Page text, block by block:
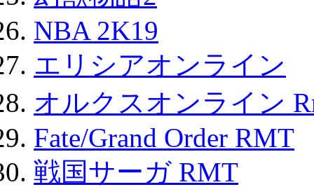
NBA 2K19
エリシアオンライン
オルクスオンライン
Fate/Grand Order RMT
戦国サーガ RMT